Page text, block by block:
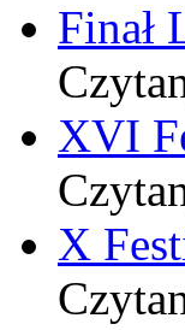
Finał
XVI
X